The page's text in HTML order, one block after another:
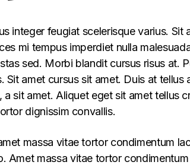
integer feugiat scelerisque varius.
mi tempus imperdiet nulla
sed. Morbi blandit cursus risus at.
Sit amet cursus sit amet. Duis at
a sit amet. Aliquet eget sit amet tellus
dignissim convallis.
massa vitae tortor condimentum
Amet massa vitae tortor